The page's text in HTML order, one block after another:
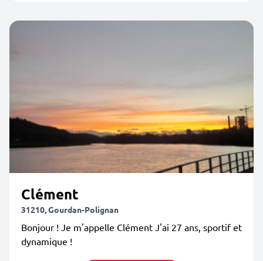
Clément
31210, Gourdan-Polignan
Bonjour ! Je m'appelle Clément J'ai 27 ans, sportif et
dynamique !